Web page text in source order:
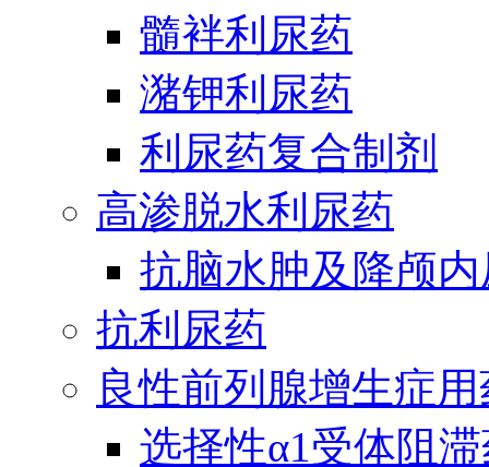
髓袢利尿药
潴钾利尿药
利尿药复合制剂
高渗脱水利尿药
抗脑水肿及降颅
抗利尿药
良性前列腺增生症
选择性α1受体阻